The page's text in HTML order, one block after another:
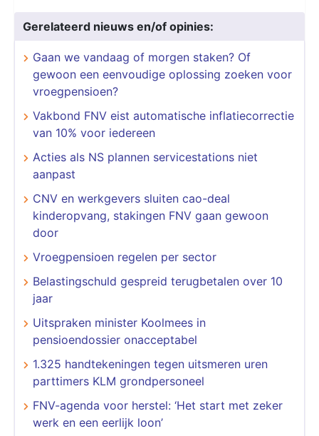
Gerelateerd nieuws en/of opinies:
Gaan we vandaag of morgen staken? Of
gewoon een eenvoudige oplossing zoeken voor
vroegpensioen?
Vakbond FNV eist automatische inflatiecorrectie
van 10% voor iedereen
Acties als NS plannen servicestations niet
aanpast
CNV en werkgevers sluiten cao-deal
kinderopvang, stakingen FNV gaan gewoon
door
Vroegpensioen regelen per sector
Belastingschuld gespreid terugbetalen over 10
jaar
Uitspraken minister Koolmees in
pensioendossier onacceptabel
1.325 handtekeningen tegen uitsmeren uren
parttimers KLM grondpersoneel
FNV-agenda voor herstel: ‘Het start met zeker
werk en een eerlijk loon’